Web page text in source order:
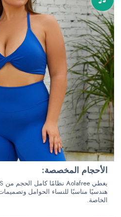
الأحجام المخصصة:
هندسيًا مناسبًا للنساء الحوامل
الخاصة.